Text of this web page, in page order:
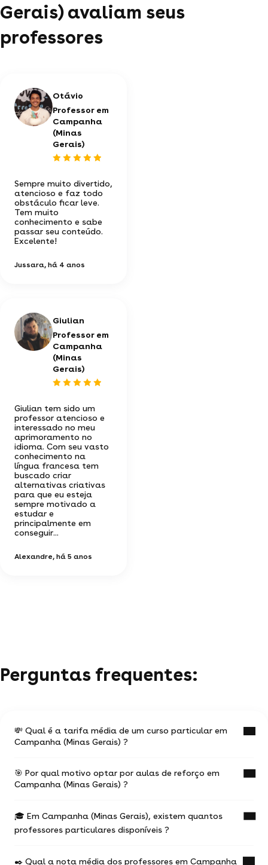
Gerais) avaliam seus
professores
Otávio
Professor em
Campanha
(Minas
Gerais)
Sempre muito divertido,
atencioso e faz todo
obstáculo ficar leve.
Tem muito
conhecimento e sabe
passar seu conteúdo.
Excelente!
Jussara, há 4 anos
Giulian
Professor em
Campanha
(Minas
Gerais)
Giulian tem sido um
professor atencioso e
interessado no meu
aprimoramento no
idioma. Com seu vasto
conhecimento na
língua francesa tem
buscado criar
alternativas criativas
para que eu esteja
sempre motivado a
estudar e
principalmente em
conseguir...
Alexandre, há 5 anos
Perguntas frequentes:
💸 Qual é a tarifa média de um curso particular em
Campanha (Minas Gerais) ?
O valor médio de uma aula particular
em Campanha (Minas Gerais) é de R$ 42.
Esses valores podem variar de acordo com
o local do curso (online ou a domicílio) e a
🎯 Por qual motivo optar por aulas de reforço em
Campanha (Minas Gerais) ?
Ter aulas com um professor experiente na
temática desejada vai te ajudar a progredir mais
🎓 Em Campanha (Minas Gerais), existem quantos
professores particulares disponíveis ?
✒️ Qual a nota média dos professores em Campanha